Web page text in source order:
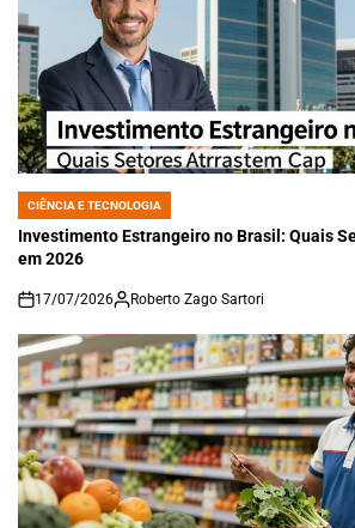
POSTED
IN
CIÊNCIA E TECNOLOGIA
Investimento Estrangeiro no Brasil: Quais
em 2026
on
17/07/2026 Roberto Zago Sartori